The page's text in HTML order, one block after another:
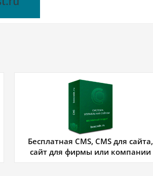
Бесплатная CMS, CMS для сайта,
сайт для фирмы или компании